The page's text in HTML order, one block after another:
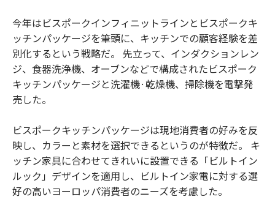
今年はビスポークインフィニットラインとビスポークキ
ッチンパッケージを筆頭に、キッチンでの顧客経験を差
別化するという戦略だ。 先立って、インダクションレン
ジ、食器洗浄機、オーブンなどで構成されたビスポーク
キッチンパッケージと洗濯機·乾燥機、掃除機を電撃発
売した。
ビスポークキッチンパッケージは現地消費者の好みを反
映し、カラーと素材を選択できるというのが特徴だ。 キ
ッチン家具に合わせてきれいに設置できる「ビルトイン
ルック」デザインを適用し、ビルトイン家電に対する選
好の高いヨーロッパ消費者のニーズを考慮した。